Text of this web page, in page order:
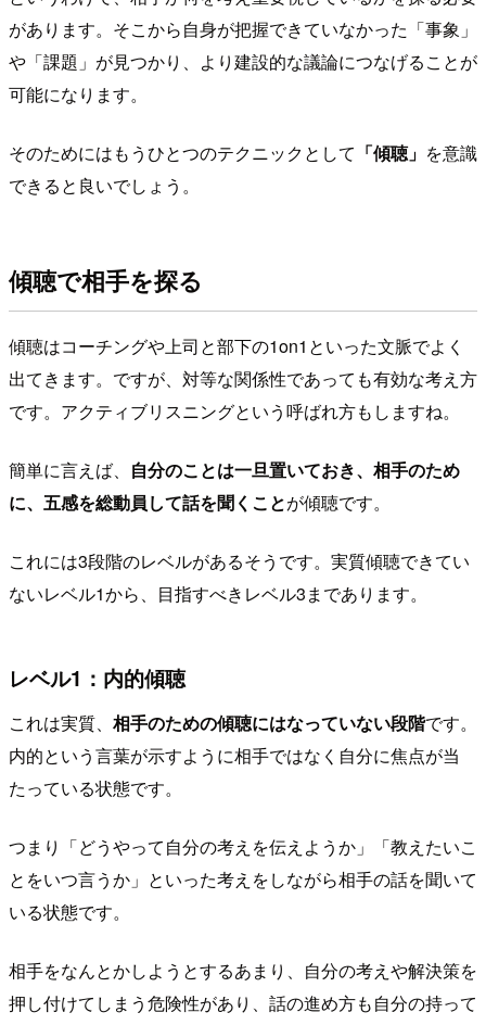
があります。そこから自身が把握できていなかった「事象」
や「課題」が見つかり、より建設的な議論につなげることが
可能になります。
そのためにはもうひとつのテクニックとして 「傾聴」 を意識
できると良いでしょう。
傾聴で相手を探る
傾聴はコーチングや上司と部下の1on1といった文脈でよく
出てきます。ですが、対等な関係性であっても有効な考え方
です。アクティブリスニングという呼ばれ方もしますね。
簡単に言えば、 自分のことは一旦置いておき、相手のため
に、五感を総動員して話を聞くことが傾聴です。
これには3段階のレベルがあるそうです。実質傾聴できてい
ないレベル1から、目指すべきレベル3まであります。
レベル1：内的傾聴
これは実質、 相手のための傾聴にはなっていない段階です。
内的という言葉が示すように相手ではなく自分に焦点が当
たっている状態です。
つまり「どうやって自分の考えを伝えようか」「教えたいこ
とをいつ言うか」といった考えをしながら相手の話を聞いて
いる状態です。
相手をなんとかしようとするあまり、自分の考えや解決策を
押し付けてしまう危険性があり、話の進め方も自分の持って